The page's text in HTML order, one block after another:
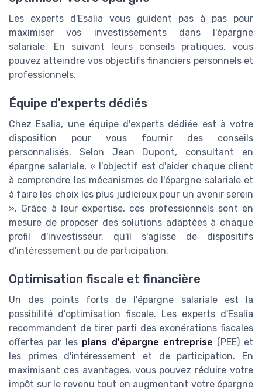
Les experts d'Esalia vous guident pas à pas pour
maximiser vos investissements dans l'épargne
salariale. En suivant leurs conseils pratiques, vous
pouvez atteindre vos objectifs financiers personnels et
professionnels.
Équipe d'experts dédiés
Chez Esalia, une équipe d'experts dédiée est à votre
disposition pour vous fournir des conseils
personnalisés. Selon Jean Dupont, consultant en
épargne salariale, « l'objectif est d'aider chaque client
à comprendre les mécanismes de l'épargne salariale et
à faire les choix les plus judicieux pour un avenir serein
». Grâce à leur expertise, ces professionnels sont en
mesure de proposer des solutions adaptées à chaque
profil d'investisseur, qu'il s'agisse de dispositifs
d'intéressement ou de participation.
Optimisation fiscale et financière
Un des points forts de l'épargne salariale est la
possibilité d'optimisation fiscale. Les experts d'Esalia
recommandent de tirer parti des exonérations fiscales
offertes par les plans d'épargne entreprise (PEE) et
les primes d'intéressement et de participation. En
maximisant ces avantages, vous pouvez réduire votre
impôt sur le revenu tout en augmentant votre épargne